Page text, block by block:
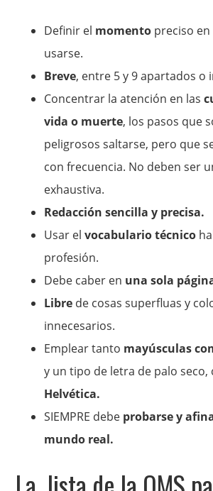
Definir el momento preciso
usarse.
Breve, entre 5 y 9 apartados o
Concentrar la atención en las
vida o muerte, los pasos que
peligrosos saltarse, pero que
con frecuencia. No deben ser
exhaustiva.
Redacción sencilla y precisa.
Usar elvocabulario técnico
profesión.
Debe caber en una sola
Libre de cosas superfluas y
innecesarios.
Emplear tanto mayúsculas
y un tipo de letra de palo seco,
Helvética.
SIEMPRE debe probarse y
mundo real.